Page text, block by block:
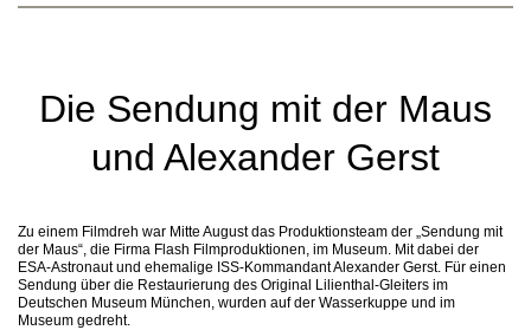
Die Sendung mit der Maus
und Alexander Gerst
Zu einem Filmdreh war Mitte August das Produktionsteam der „Sendung mit
der Maus“, die Firma Flash Filmproduktionen, im Museum. Mit dabei der
ESA-Astronaut und ehemalige ISS-Kommandant Alexander Gerst. Für einen
Sendung über die Restaurierung des Original Lilienthal-Gleiters im
Deutschen Museum München, wurden auf der Wasserkuppe und im
Museum gedreht.